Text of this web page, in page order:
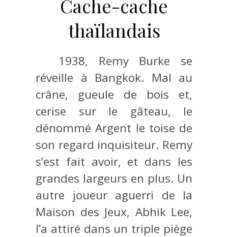
Cache-cache
thaïlandais
1938, Remy Burke se
réveille à Bangkok. Mal au
crâne, gueule de bois et,
cerise sur le gâteau, le
dénommé Argent le toise de
son regard inquisiteur. Remy
s’est fait avoir, et dans les
grandes largeurs en plus. Un
autre joueur aguerri de la
Maison des Jeux, Abhik Lee,
l’a attiré dans un triple piège